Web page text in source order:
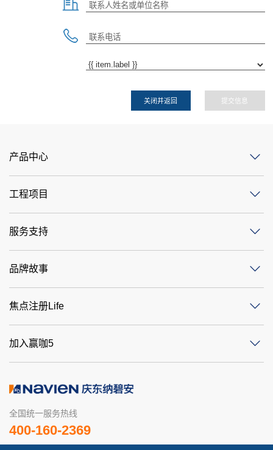
关闭并返回 提交信息
产品中心
工程项目
服务支持
品牌故事
焦点注册Life
加入赢咖5
全国统一服务热线
400-160-2369